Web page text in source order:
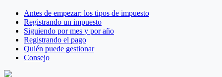
Antes de empezar: los tipos de impuesto
Registrando un impuesto
Siguiendo por mes y por año
Registrando el pago
Quién puede gestionar
Consejo